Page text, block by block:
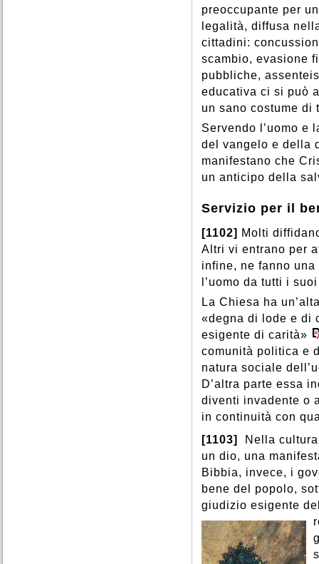
preoccupante per
legalità, diffusa
cittadini:
scambio, evasione
pubbliche,
educativa ci si può
un sano costume di
Servendo l’uomo e
del vangelo e della
manifestano che
un anticipo della
Servizio per il
[1102] Molti
Altri vi entrano per
infine, ne fanno
l’uomo da tutti i
La Chiesa ha
«degna di lode e di
esigente di carità»
comunità politica e
natura sociale
D’altra parte essa
diventi invadente o
in continuità con
[1103]
Nella
un dio, una
Bibbia, invece, i
bene del popolo,
giudizio esigente